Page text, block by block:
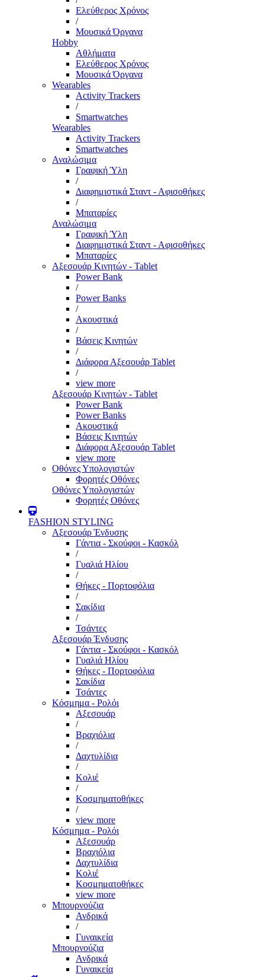
Ελεύθερος Χρόνος
/
Μουσικά Όργανα
Hobby
Αθλήματα
Ελεύθερος Χρόνος
Μουσικά Όργανα
Wearables
Activity Trackers
/
Smartwatches
Wearables
Activity Trackers
Smartwatches
Αναλώσιμα
Γραφική Ύλη
/
Διαφημιστικά Σταντ - Αφισοθήκες
/
Μπαταρίες
Αναλώσιμα
Γραφική Ύλη
Διαφημιστικά Σταντ - Αφισοθήκες
Μπαταρίες
Αξεσουάρ Κινητών - Tablet
Power Bank
/
Power Banks
/
Ακουστικά
/
Βάσεις Κινητών
/
Διάφορα Αξεσουάρ Tablet
/
view more
Αξεσουάρ Κινητών - Tablet
Power Bank
Power Banks
Ακουστικά
Βάσεις Κινητών
Διάφορα Αξεσουάρ Tablet
view more
Οθόνες Υπολογιστών
Φορητές Οθόνες
Οθόνες Υπολογιστών
Φορητές Οθόνες
FASHION STYLING
Αξεσουάρ Ένδυσης
Γάντια - Σκούφοι - Κασκόλ
/
Γυαλιά Ηλίου
/
Θήκες - Πορτοφόλια
/
Σακίδια
/
Τσάντες
Αξεσουάρ Ένδυσης
Γάντια - Σκούφοι - Κασκόλ
Γυαλιά Ηλίου
Θήκες - Πορτοφόλια
Σακίδια
Τσάντες
Κόσμημα - Ρολόι
Αξεσουάρ
/
Βραχιόλια
/
Δαχτυλίδια
/
Κολιέ
/
Κοσμηματοθήκες
/
view more
Κόσμημα - Ρολόι
Αξεσουάρ
Βραχιόλια
Δαχτυλίδια
Κολιέ
Κοσμηματοθήκες
view more
Μπουρνούζια
Ανδρικά
/
Γυναικεία
Μπουρνούζια
Ανδρικά
Γυναικεία